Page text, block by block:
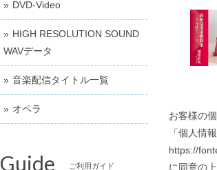
お客様の
「個人情
https://
に同意の
DVD-Video
HIGH RESOLUTION SOUND
WAVデータ
音楽配信タイトル一覧
オペラ
Guide ご利用ガイド